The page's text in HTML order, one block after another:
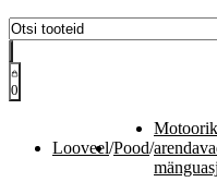
0
Looveel/Pood/